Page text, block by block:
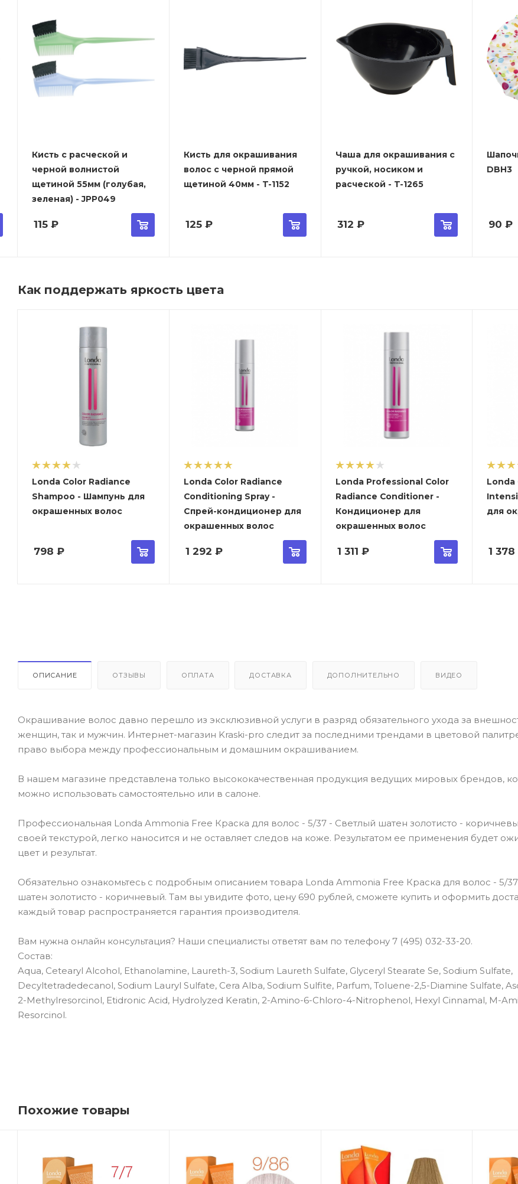
Кисть с расческой и
черной волнистой
щетиной 55мм (голубая,
зеленая) - JPP049
115₽
Кисть для окрашивания
волос с черной прямой
щетиной 40мм - T-1152
125₽
Чаша для окрашивания с
ручкой, носиком и
расческой - T-1265
312 ₽
DBH3
90 ₽
Как поддержать яркость цвета
Londa Color Radiance
Shampoo - Шампунь для
окрашенных волос
798 ₽
Londa Color Radiance
Conditioning Spray -
Спрей-кондиционер для
окрашенных волос
1 292 ₽
Londa Professional Color
Radiance Conditioner -
Кондиционер для
окрашенных волос
1 311 ₽
Londa
Intensive
для
1 378
ОПИСАНИЕ ОТЗЫВЫ ОПЛАТА ДОСТАВКА ДОПОЛНИТЕЛЬНО ВИДЕО
Окрашивание волос давно перешло из эксклюзивной услуги в разряд обязательного ухода за
женщин, так и мужчин. Интернет-магазин Kraski-pro следит за последними трендами в цветовой
право выбора между профессиональным и домашним окрашиванием.
В нашем магазине представлена только высококачественная продукция ведущих мировых брендов,
можно использовать самостоятельно или в салоне.
Профессиональная Londa Ammonia Free Краска для волос - 5/37 - Светлый шатен золотисто -
своей текстурой, легко наносится и не оставляет следов на коже. Результатом ее применения будет
цвет и результат.
Обязательно ознакомьтесь с подробным описанием товара Londa Ammonia Free Краска для волос - 5/
шатен золотисто - коричневый. Там вы увидите фото, цену 690 рублей, сможете купить и оформить
каждый товар распространяется гарантия производителя.
Вам нужна онлайн консультация? Наши специалисты ответят вам по телефону 7 (495) 032-33-20.
Состав:
Aqua, Cetearyl Alcohol, Ethanolamine, Laureth-3, Sodium Laureth Sulfate, Glyceryl Stearate Se, Sodium Sulfate,
Decyltetradedecanol, Sodium Lauryl Sulfate, Cera Alba, Sodium Sulfite, Parfum, Toluene-2,5-Diamine Sulfate,
2-Methylresorcinol, Etidronic Acid, Hydrolyzed Keratin, 2-Amino-6-Chloro-4-Nitrophenol, Hexyl Cinnamal, M-
Resorcinol.
Похожие товары